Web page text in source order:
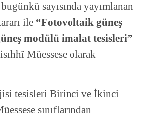
sayısında yayımlanan
ile “Fotovoltaik güneş
modülü imalat tesisleri”
Müessese olarak
tesisleri Birinci ve İkinci
sınıflarından